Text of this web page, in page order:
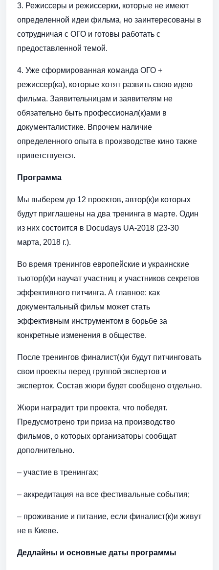
3. Режиссеры и режиссерки, которые не имеют
определенной идеи фильма, но заинтересованы в
сотрудничая с ОГО и готовы работать с
предоставленной темой.
4. Уже сформированная команда ОГО +
режиссер(ка), которые хотят развить свою идею
фильма. Заявительницам и заявителям не
обязательно быть профессионал(к)ами в
документалистике. Впрочем наличие
определенного опыта в производстве кино также
приветствуется.
Программа
Мы выберем до 12 проектов, автор(к)и которых
будут приглашены на два тренинга в марте. Один
из них состоится в Docudays UA-2018 (23-30
марта, 2018 г.).
Во время тренингов европейские и украинские
тьютор(к)и научат участниц и участников секретов
эффективного питчинга. А главное: как
документальный фильм может стать
эффективным инструментом в борьбе за
конкретные изменения в обществе.
После тренингов финалист(к)и будут питчинговать
свои проекты перед группой экспертов и
эксперток. Состав жюри будет сообщено отдельно.
Жюри наградит три проекта, что победят.
Предусмотрено три приза на производство
фильмов, о которых организаторы сообщат
дополнительно.
– участие в тренингах;
– аккредитация на все фестивальные события;
– проживание и питание, если финалист(к)и живут
не в Киеве.
Дедлайны и основные даты программы